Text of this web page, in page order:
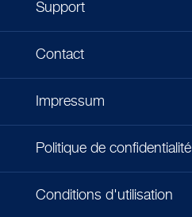
Support
Contact
Impressum
Politique de confidentialité
Conditions d'utilisation